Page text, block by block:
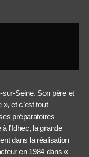
Seine. Son père et
et c’est tout
préparatoires
l’Idhec, la grande
dans la réalisation
en 1984 dans «